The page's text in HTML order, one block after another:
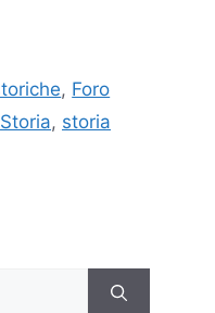
, Foro
Storia, storia